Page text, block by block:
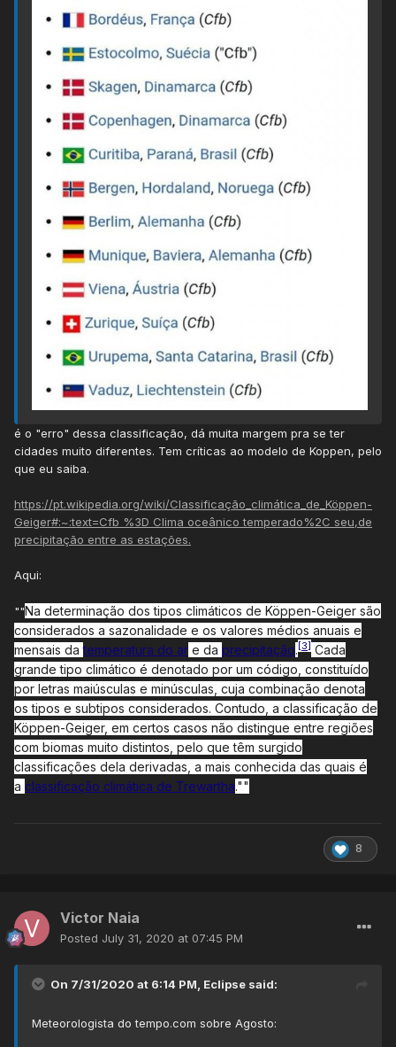
é o "erro" dessa classificação, dá muita margem pra se ter
cidades muito diferentes. Tem críticas ao modelo de Koppen, pelo
que eu saiba.
https://pt.wikipedia.org/wiki/Classificação_climática_de_Köppen-
Geiger#:~:text=Cfb %3D Clima oceânico temperado%2C seu,de
precipitação entre as estações.
Aqui:
""Na determinação dos tipos climáticos de Köppen-Geiger são
considerados a sazonalidade e os valores médios anuais e
mensais da temperatura do ar e da precipitação. [3] Cada
grande tipo climático é denotado por um código, constituído
por letras maiúsculas e minúsculas, cuja combinação denota
os tipos e subtipos considerados. Contudo, a classificação de
Köppen-Geiger, em certos casos não distingue entre regiões
com biomas muito distintos, pelo que têm surgido
classificações dela derivadas, a mais conhecida das quais é
a classificação climática de Trewartha.""
8
Victor Naia
Posted July 31, 2020 at 07:45 PM
On 7/31/2020 at 6:14 PM, Eclipse said:
Meteorologista do tempo.com sobre Agosto: